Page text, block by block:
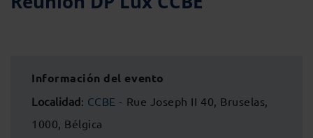
Información del evento
Localidad: CCBE - Rue Joseph II 40, Bruselas,
1000, Bélgica